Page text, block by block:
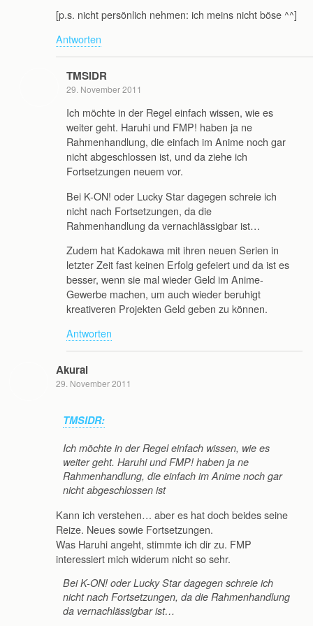
[p.s. nicht persönlich nehmen: ich meins nicht böse ^^]
Antworten
TMSIDR
29. November 2011
Ich möchte in der Regel einfach wissen, wie es
weiter geht. Haruhi und FMP! haben ja ne
Rahmenhandlung, die einfach im Anime noch gar
nicht abgeschlossen ist, und da ziehe ich
Fortsetzungen neuem vor.
Bei K-ON! oder Lucky Star dagegen schreie ich
nicht nach Fortsetzungen, da die
Rahmenhandlung da vernachlässigbar ist…
Zudem hat Kadokawa mit ihren neuen Serien in
letzter Zeit fast keinen Erfolg gefeiert und da ist es
besser, wenn sie mal wieder Geld im Anime-
Gewerbe machen, um auch wieder beruhigt
kreativeren Projekten Geld geben zu können.
Antworten
Akurai
29. November 2011
TMSIDR:
Ich möchte in der Regel einfach wissen, wie es
weiter geht. Haruhi und FMP! haben ja ne
Rahmenhandlung, die einfach im Anime noch gar
nicht abgeschlossen ist
Kann ich verstehen… aber es hat doch beides seine
Reize. Neues sowie Fortsetzungen.
Was Haruhi angeht, stimmte ich dir zu. FMP
interessiert mich widerum nicht so sehr.
Bei K-ON! oder Lucky Star dagegen schreie ich
nicht nach Fortsetzungen, da die Rahmenhandlung
da vernachlässigbar ist…